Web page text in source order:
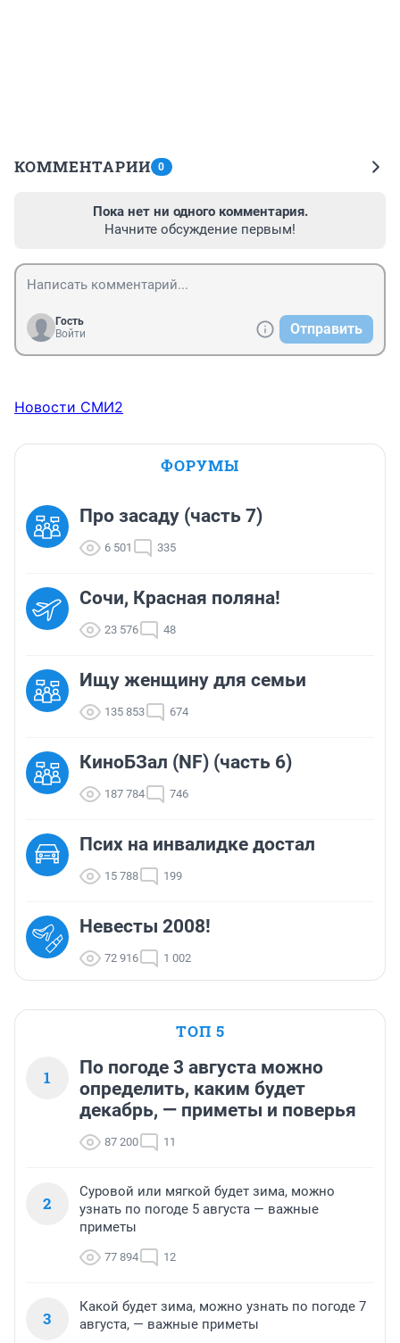
КОММЕНТАРИИ 0
Пока нет ни одного комментария.
Начните обсуждение первым!
Гость
Войти
Отправить
Новости СМИ2
ФОРУМЫ
Про засаду (часть 7)
6 501 335
Сочи, Красная поляна!
23 576 48
Ищу женщину для семьи
135 853 674
КиноБЗал (NF) (часть 6)
187 784 746
Псих на инвалидке достал
15 788 199
Невесты 2008!
72 916 1 002
ТОП 5
1
По погоде 3 августа можно
определить, каким будет
декабрь, — приметы и поверья
87 200 11
2
Суровой или мягкой будет зима, можно
узнать по погоде 5 августа — важные
приметы
77 894 12
3
Какой будет зима, можно узнать по погоде 7
августа, — важные приметы